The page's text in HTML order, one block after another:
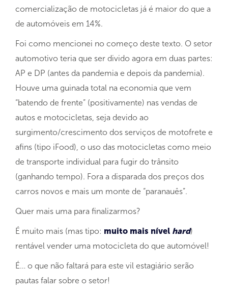
comercialização de motocicletas já é maior do que a
de automóveis em 14%.
Foi como mencionei no começo deste texto. O setor
automotivo teria que ser divido agora em duas partes:
AP e DP (antes da pandemia e depois da pandemia).
Houve uma guinada total na economia que vem
“batendo de frente” (positivamente) nas vendas de
autos e motocicletas, seja devido ao
surgimento/crescimento dos serviços de motofrete e
afins (tipo iFood), o uso das motocicletas como meio
de transporte individual para fugir do trânsito
(ganhando tempo). Fora a disparada dos preços dos
carros novos e mais um monte de “paranauês”.
Quer mais uma para finalizarmos?
É muito mais (mas tipo: muito mais nível hard)
rentável vender uma motocicleta do que automóvel!
É… o que não faltará para este vil estagiário serão
pautas falar sobre o setor!